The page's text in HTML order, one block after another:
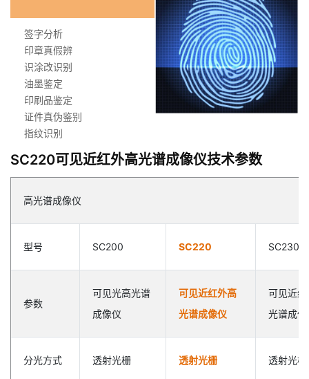
签字分析
印章真假辨
识涂改识别
油墨鉴定
印刷品鉴定
证件真伪鉴别
指纹识别
SC220可见近红外高光谱成像仪技术参数
高光谱成像仪
型号 SC200 SC220 SC230
参数
可见光高光谱
成像仪
可见近红外高
光谱成像仪
可见近
光谱成像
分光方式 透射光栅 透射光栅 透射光栅